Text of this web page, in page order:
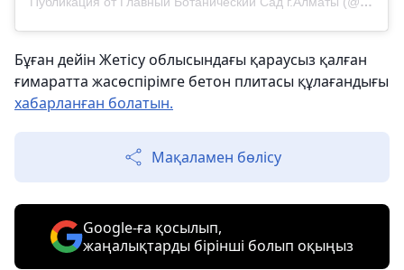
Бұған дейін Жетісу облысындағы қараусыз қалған
ғимаратта жасөспірімге бетон плитасы құлағандығы
хабарланған болатын.
Мақаламен бөлісу
Google-ға қосылып,
жаңалықтарды бірінші болып оқыңыз